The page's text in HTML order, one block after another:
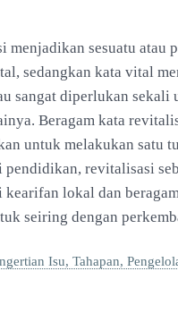
menjadikan sesuatu atau
sedangkan kata vital
sangat diperlukan sekali
Beragam kata
untuk melakukan satu
revitalisasi
kearifan lokal dan
seiring dengan
Isu, Tahapan,